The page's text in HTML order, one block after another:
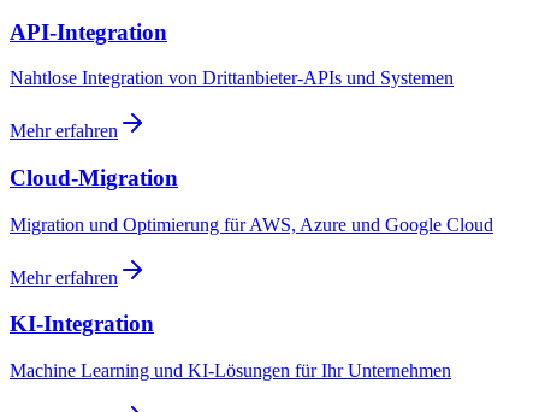
API-Integration
Nahtlose Integration von Drittanbieter-APIs und Systemen
Mehr erfahren
Cloud-Migration
Migration und Optimierung für AWS, Azure und Google Cloud
Mehr erfahren
KI-Integration
Machine Learning und KI-Lösungen für Ihr Unternehmen